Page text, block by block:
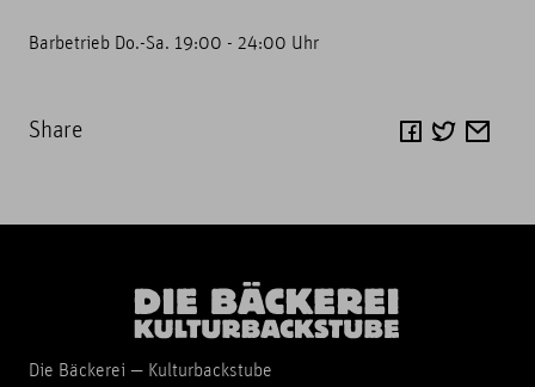
Barbetrieb Do.-Sa. 19:00 - 24:00 Uhr
Share
Die Bäckerei — Kulturbackstube